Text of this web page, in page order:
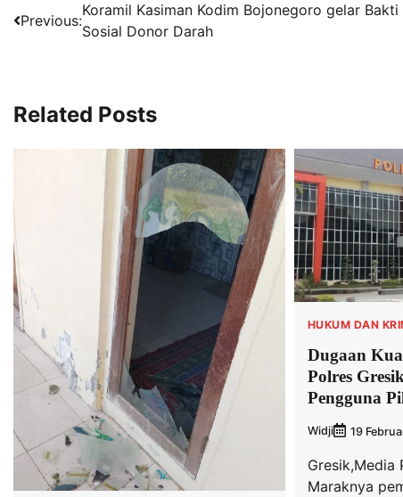
Navigasi
Previous:
Koramil Kasiman Kodim Bojonegoro gelar Bakti
Sosial Donor Darah
Related Posts
HUKUM DAN
Dugaan
Polres
Pengguna
Widji 19
Gresik,Media
Maraknya